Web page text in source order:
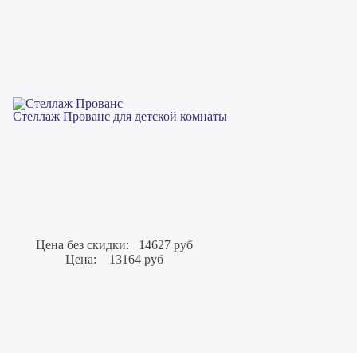
Стеллаж Прованс для детской комнаты
Цена без скидки:
14627 руб
Цена:
13164 руб